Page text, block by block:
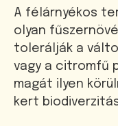
A félárnyékos
olyan
tolerálják a
vagy a citromfű
magát ilyen
kert